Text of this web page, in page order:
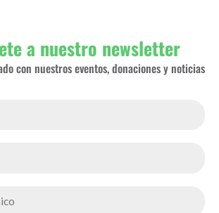
a nuestro newsletter
con nuestros eventos, donaciones y noticias